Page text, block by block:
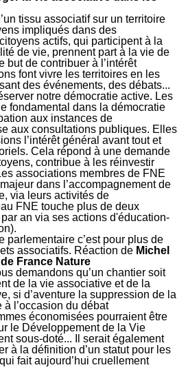
tissu associatif sur un territoire
impliqués dans des
actifs, qui participent à la
de vie, prennent part à la vie de
but de contribuer à l’intérêt
font vivre les territoires en les
des événements, des débats...
notre démocratie active. Les
fondamental dans la démocratie
aux instances de
aux consultations publiques. Elles
l’intérêt général avant tout et
Cela répond à une demande
contribue à les réinvestir
associations membres de FNE
dans l’accompagnement de
via leurs activités de
FNE touche plus de deux
an via ses actions d'éducation-
parlementaire c’est pour plus de
associatifs. Réaction de Michel
France Nature
demandons qu’un chantier soit
de la vie associative et de la
si d’aventure la suppression de la
l’occasion du débat
économisées pourraient être
le Développement de la Vie
sous-doté... Il serait également
à la définition d’un statut pour les
fait aujourd’hui cruellement